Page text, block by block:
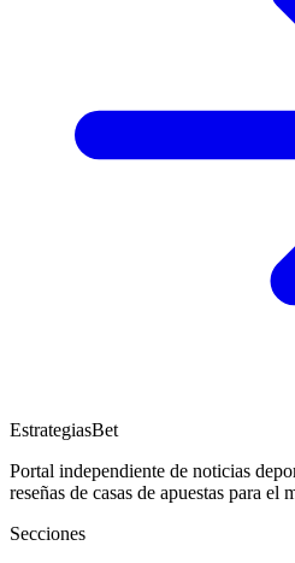
EstrategiasBet
Portal independiente de noticias
reseñas de casas de apuestas para el
Secciones